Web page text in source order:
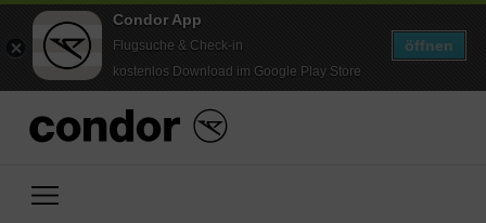
Condor App
Flugsuche & Check-in
kostenlos Download im Google Play Store
öffnen